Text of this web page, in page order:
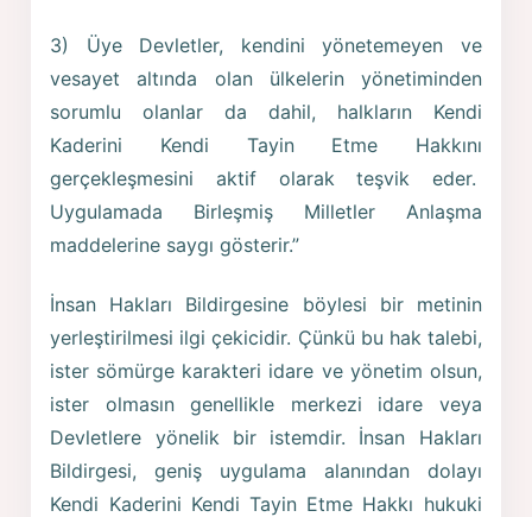
3) Üye Devletler, kendini yönetemeyen ve
vesayet altında olan ülkelerin yönetiminden
sorumlu olanlar da dahil, halkların Kendi
Kaderini Kendi Tayin Etme Hakkını
gerçekleşmesini aktif olarak teşvik eder.
Uygulamada Birleşmiş Milletler Anlaşma
maddelerine saygı gösterir.”
İnsan Hakları Bildirgesine böylesi bir metinin
yerleştirilmesi ilgi çekicidir. Çünkü bu hak talebi,
ister sömürge karakteri idare ve yönetim olsun,
ister olmasın genellikle merkezi idare veya
Devletlere yönelik bir istemdir. İnsan Hakları
Bildirgesi, geniş uygulama alanından dolayı
Kendi Kaderini Kendi Tayin Etme Hakkı hukuki